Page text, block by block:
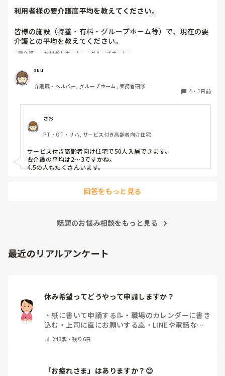
他の施設での対応も気になりますね。参考になれば幸いです。
利用者様の要介護度平均を教えてください。
皆様の施設（特養・有料・グループホーム等）で、現在の要
介護との平均を教えてください。
要介護 有料老人ホーム グループホーム
suu
介護職・ヘルパー, グループホーム, 実務者研修
4 ・ 1日前
さお
PT・OT・リハ, サービス付き高齢者向け住宅
サービス付き高齢者向け住宅で50人入居できます。
要介護の平均は2〜3ですかね。
4.5の人もたくさんいます。
回答をもっと見る
話題のお悩み相談をもっと見る
最近のリアルアンケート
休み希望ってどうやって申請しますか？
・紙に書いて申請する📝 ・ 職場のカレンダーに書き
込む ・ 上司に直にお願いする🙇 ・ LINEや電話など
243票・残り6日
「お疲れさま」はありますか？😊